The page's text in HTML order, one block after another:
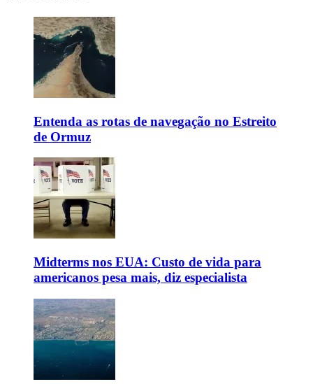
Entenda as rotas de navegação no Estreito
de Ormuz
Midterms nos EUA: Custo de vida para
americanos pesa mais, diz especialista